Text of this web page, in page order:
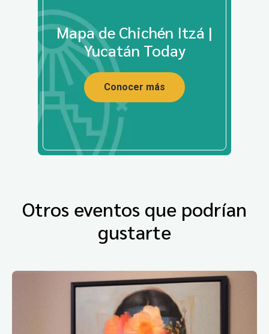
Mapa de Chichén Itzá |
Yucatán Today
Conocer más
Otros eventos que podrían
gustarte